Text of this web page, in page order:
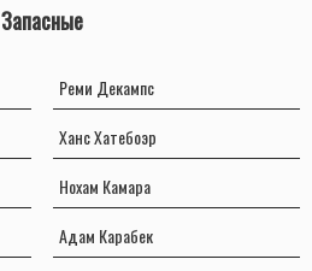
Запасные
Реми Декампс
Ханс Хатебоэр
Нохам Камара
Адам Карабек